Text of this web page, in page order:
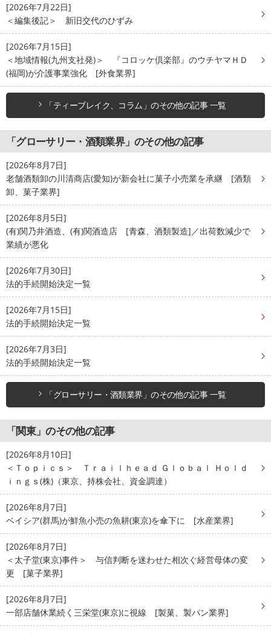
[2026年7月22日]
＜編集後記＞ 新旧交代のひずみ
[2026年7月15日]
＜地域情報(九州支社発)＞ 『コロッケ倶楽部』のウチヤマＨＤ
(福岡)が介護事業強化 [外食業界]
「ティーブレイク、コラム」のその他の記事 一覧
「グローサリー・酒類業界」のその他の記事
[2026年8月7日]
老舗酒類卸の川清商店(愛知)が新会社に菓子小売業を承継 [酒類
卸、菓子業界]
[2026年8月5日]
(有)関乃井酒造、(有)関酒造店 [青森、酒類製造]／出荷数減少で
業績が悪化
[2026年7月30日]
法的手続開始決定一覧
[2026年7月15日]
法的手続開始決定一覧
[2026年7月3日]
法的手続開始決定一覧
「グローサリー・酒類業界」のその他の記事 一覧
「関東」のその他の記事
[2026年8月10日]
＜Ｔｏｐｉｃｓ＞ Ｔｒａｉｌｈｅａｄ Ｇｌｏｂａｌ Ｈｏｌｄ
ｉｎｇｓ(株)（東京、持株会社、資金調達）
[2026年8月7日]
ベイシア(群馬)が鮮魚小売の魚耕(東京)を傘下に [水産業界]
[2026年8月7日]
＜太子堂(東京)事件＞ 与信判断を迷わせた相次ぐ経営母体の変
更 [菓子業界]
[2026年8月7日]
一部店舗休業続く三栄堂(東京)に視線 [製菓、製パン業界]